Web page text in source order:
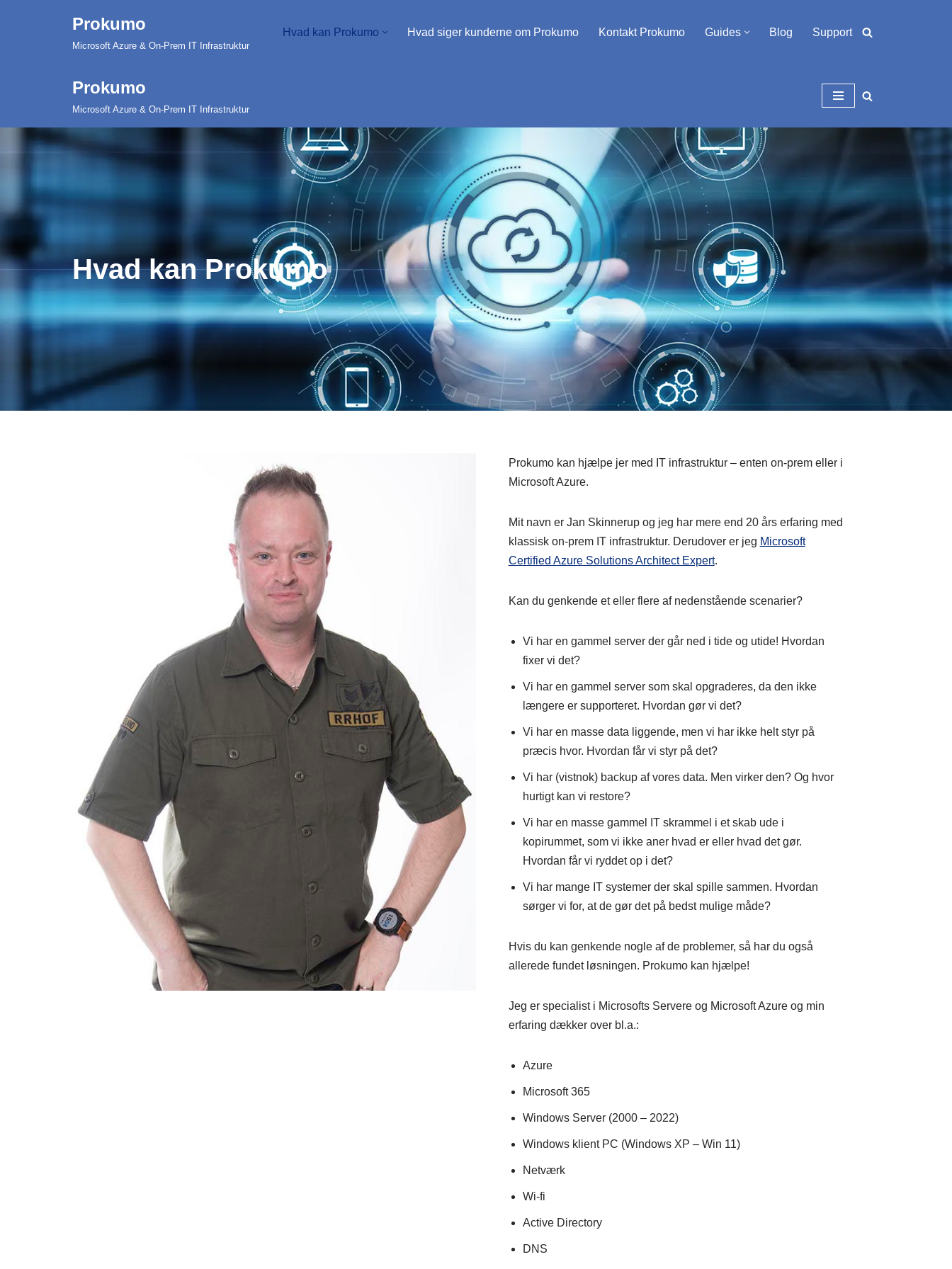
Prokumo
Microsoft Azure & On-Prem IT Infrastruktur
Hvad kan Prokumo Hvad siger kunderne om Prokumo Kontakt Prokumo Guides Blog Support
Prokumo
Microsoft Azure & On-Prem IT Infrastruktur
Hvad kan Prokumo
Prokumo kan hjælpe jer med IT infrastruktur – enten on-prem eller i
Microsoft Azure.
Mit navn er Jan Skinnerup og jeg har mere end 20 års erfaring med
klassisk on-prem IT infrastruktur. Derudover er jeg Microsoft
Certified Azure Solutions Architect Expert.
Kan du genkende et eller flere af nedenstående scenarier?
Vi har en gammel server der går ned i tide og utide! Hvordan
fixer vi det?
Vi har en gammel server som skal opgraderes, da den ikke
længere er supporteret. Hvordan gør vi det?
Vi har en masse data liggende, men vi har ikke helt styr på
præcis hvor. Hvordan får vi styr på det?
Vi har (vistnok) backup af vores data. Men virker den? Og hvor
hurtigt kan vi restore?
Vi har en masse gammel IT skrammel i et skab ude i
kopirummet, som vi ikke aner hvad er eller hvad det gør.
Hvordan får vi ryddet op i det?
Vi har mange IT systemer der skal spille sammen. Hvordan
sørger vi for, at de gør det på bedst mulige måde?
Hvis du kan genkende nogle af de problemer, så har du også
allerede fundet løsningen. Prokumo kan hjælpe!
Jeg er specialist i Microsofts Servere og Microsoft Azure og min
erfaring dækker over bl.a.:
Azure
Microsoft 365
Windows Server (2000 – 2022)
Windows klient PC (Windows XP – Win 11)
Netværk
Wi-fi
Active Directory
DNS